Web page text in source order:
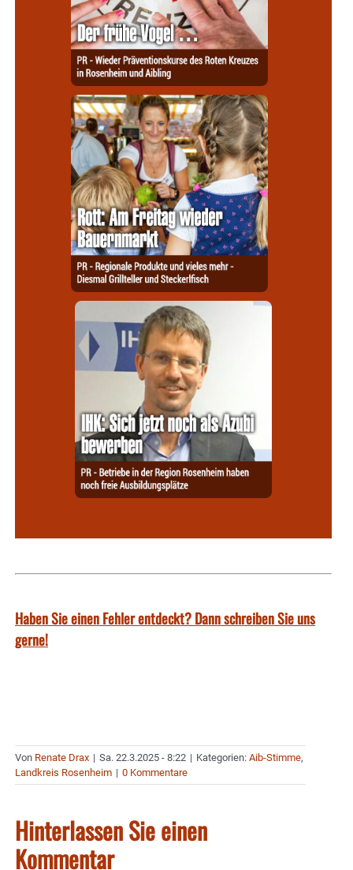
Haben Sie einen Fehler entdeckt? Dann schreiben Sie uns
gerne!
Von Renate Drax | Sa. 22.3.2025 - 8:22 | Kategorien: Aib-Stimme,
Landkreis Rosenheim | 0 Kommentare
Hinterlassen Sie einen
Kommentar